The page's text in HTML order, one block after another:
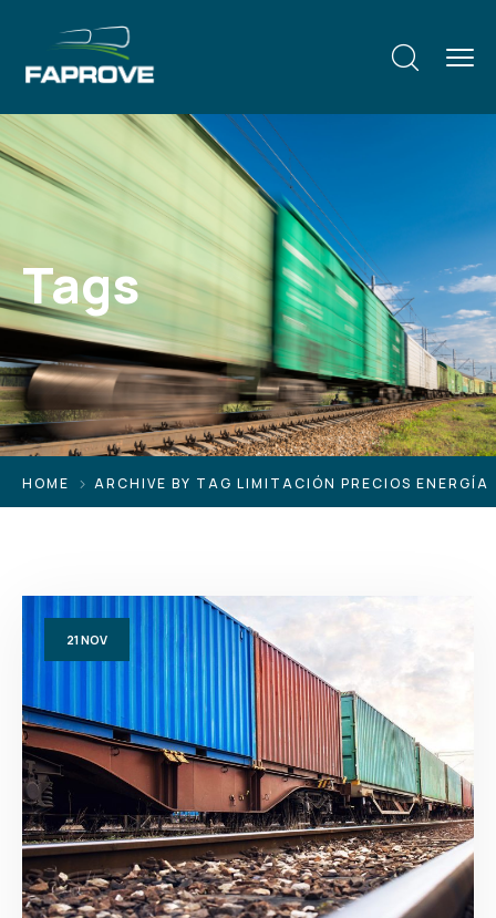
Tags
HOME ARCHIVE BY TAG LIMITACIÓN PRECIOS ENERGÍA
21NOV